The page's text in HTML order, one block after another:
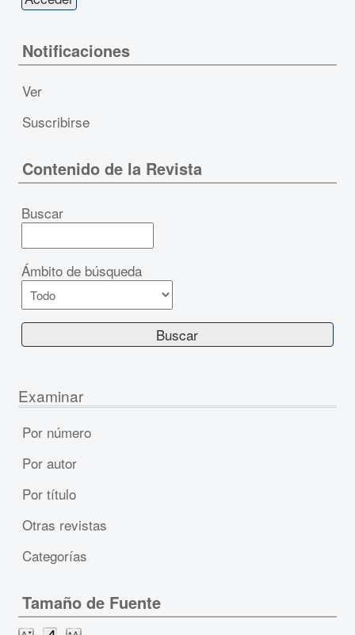
Notificaciones
Ver
Suscribirse
Contenido de la Revista
Buscar
Ámbito de búsqueda
Examinar
Por número
Por autor
Por título
Otras revistas
Categorías
Tamaño de Fuente